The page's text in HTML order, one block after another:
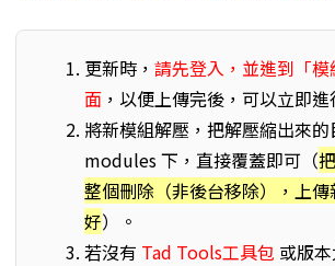
更新時， 請先登入，並進到「
面 ，以便上傳完後，可以立即進
將新模組解壓，把解壓縮出來
modules 下，直接覆蓋即可（
整個刪除（非後台移除），上
好）。
若沒有 Tad Tools工具包 或版